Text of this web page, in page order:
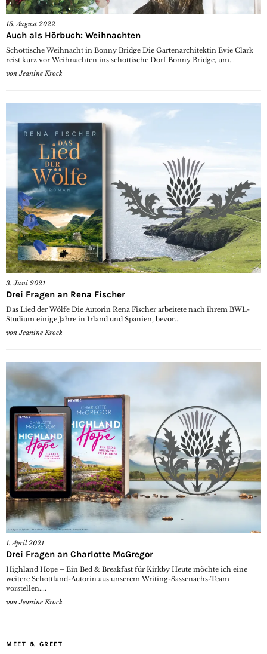
15. August 2022
Auch als Hörbuch: Weihnachten
Schottische Weihnacht in Bonny Bridge Die Gartenarchitektin Evie Clark
reist kurz vor Weihnachten ins schottische Dorf Bonny Bridge, um...
vonJeanine Krock
3. Juni 2021
Drei Fragen an Rena Fischer
Das Lied der Wölfe Die Autorin Rena Fischer arbeitete nach ihrem BWL-
Studium einige Jahre in Irland und Spanien, bevor...
vonJeanine Krock
1. April 2021
Drei Fragen an Charlotte McGregor
Highland Hope – Ein Bed & Breakfast für Kirkby Heute möchte ich eine
weitere Schottland-Autorin aus unserem Writing-Sassenachs-Team
vorstellen....
vonJeanine Krock
MEET & GREET